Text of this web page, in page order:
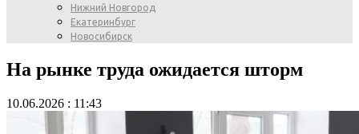
Нижний Новгород
Екатеринбург
Новосибирск
На рынке труда ожидается шторм
10.06.2026 : 11:43